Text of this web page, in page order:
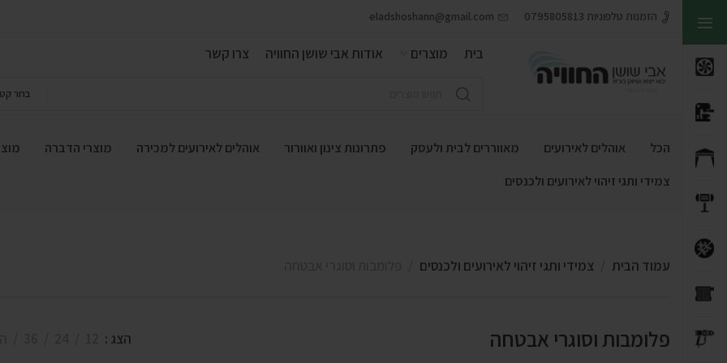
הזמנות טלפוניות 0795805813 eladshoshann@gmail.com
בית מוצרים אודות אבי שושן החוויה צרו קשר
בחר
הכל אוהלים לאירועים מאווררים לבית ולעסק פתרונות צינון ואוורור אוהלים לאירועים למכירה מוצרי הדברה
צמידי ותגי זיהוי לאירועים ולכנסים
עמוד הבית צמידי ותגי זיהוי לאירועים ולכנסים
פלומבות וסוגרי אבטחה הצג